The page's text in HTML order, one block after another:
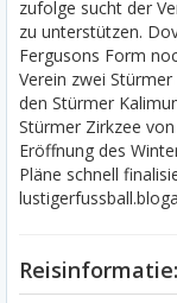
zufolge sucht der
zu unterstützen.
Fergusons Form
Verein zwei
den Stürmer
Stürmer Zirkzee
Eröffnung des
Pläne schnell
Reisinformatie: